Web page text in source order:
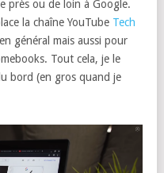
près ou de loin à Google.
la chaîne YouTube Tech
général mais aussi pour
Tout cela, je le
bord (en gros quand je